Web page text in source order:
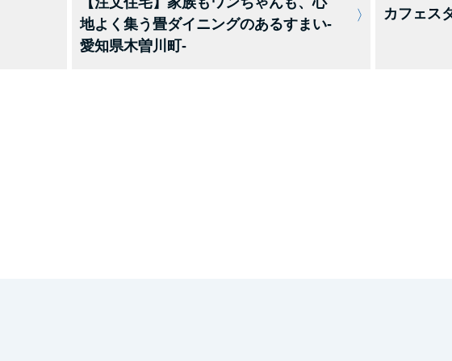
地よく集う畳ダイニングのあるすまい-
愛知県木曽川町-
カフェス